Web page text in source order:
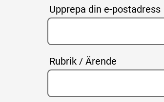
Upprepa din e-postadress
Rubrik / Ärende